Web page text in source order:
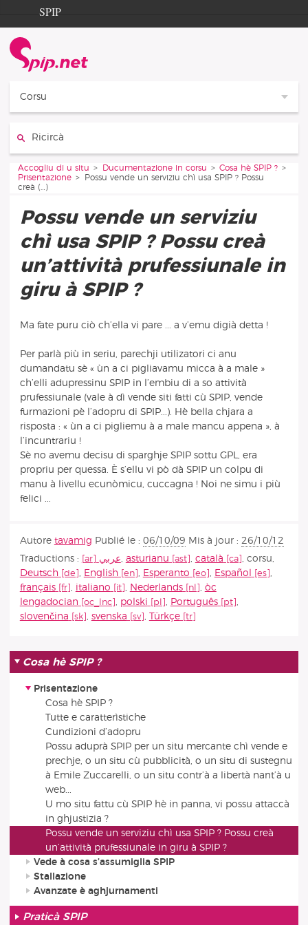
Aller au contenu
Aller à la navigation
SPIP
Documentation
Contribution
Corsu
Vous êtes ici :
Accogliu di u situ Ducumentazione in corsu
Cosa hè SPIP ?
Prisentazione
Possu vende un serviziu chì usa SPIP ? Possu
creà (…)
Possu vende un serviziu
chì usa SPIP ? Possu creà
un’attività prufessiunale in
giru à SPIP ?
Ma fate puru ciò ch’ella vi pare ... a v’emu digià detta !
Per parlà più in seriu, parechji utilizatori ci anu
dumandatu sè « ùn a ci pigliavamu micca à a male »
ch’elli adupressinu SPIP in l’embiu di a so attività
prufessiunale (vale à dì vende siti fatti cù SPIP, vende
furmazioni pè l’adopru di SPIP...). Hè bella chjara a
risposta : « ùn a ci pigliemu à a male mancu appena », à
l’incuntrariu !
Sè no avemu decisu di sparghje SPIP sottu GPL, era
propriu per quessa. È s’ellu vi pò dà SPIP un colpu di
manu à livellu ecunòmicu, cuccagna ! Noi ne simu i più
felici ...
Autore tavamig Publié le : 06/10/09 Mis à jour : 26/10/12
Traductions :
عربي asturianu català corsu
Deutsch
English Esperanto Español
français
italiano Nederlands
òc
lengadocian
polski Português
slovenčina
svenska Türkçe
Cosa hè SPIP ?
Prisentazione
Cosa hè SPIP ?
Tutte e caratterìstiche
Cundizioni d’adopru
Possu aduprà SPIP per un situ mercante chì vende e
prechje, o un situ cù pubblicità, o un situ di sustegnu
à Emile Zuccarelli, o un situ contr’à a libertà nant’à u
web...
U mo situ fattu cù SPIP hè in panna, vi possu attaccà
in ghjustizia ?
Possu vende un serviziu chì usa SPIP ? Possu creà
un’attività prufessiunale in giru à SPIP ?
Vede à cosa s’assumiglia SPIP
Stallazione
Avanzate è aghjurnamenti
Praticà SPIP